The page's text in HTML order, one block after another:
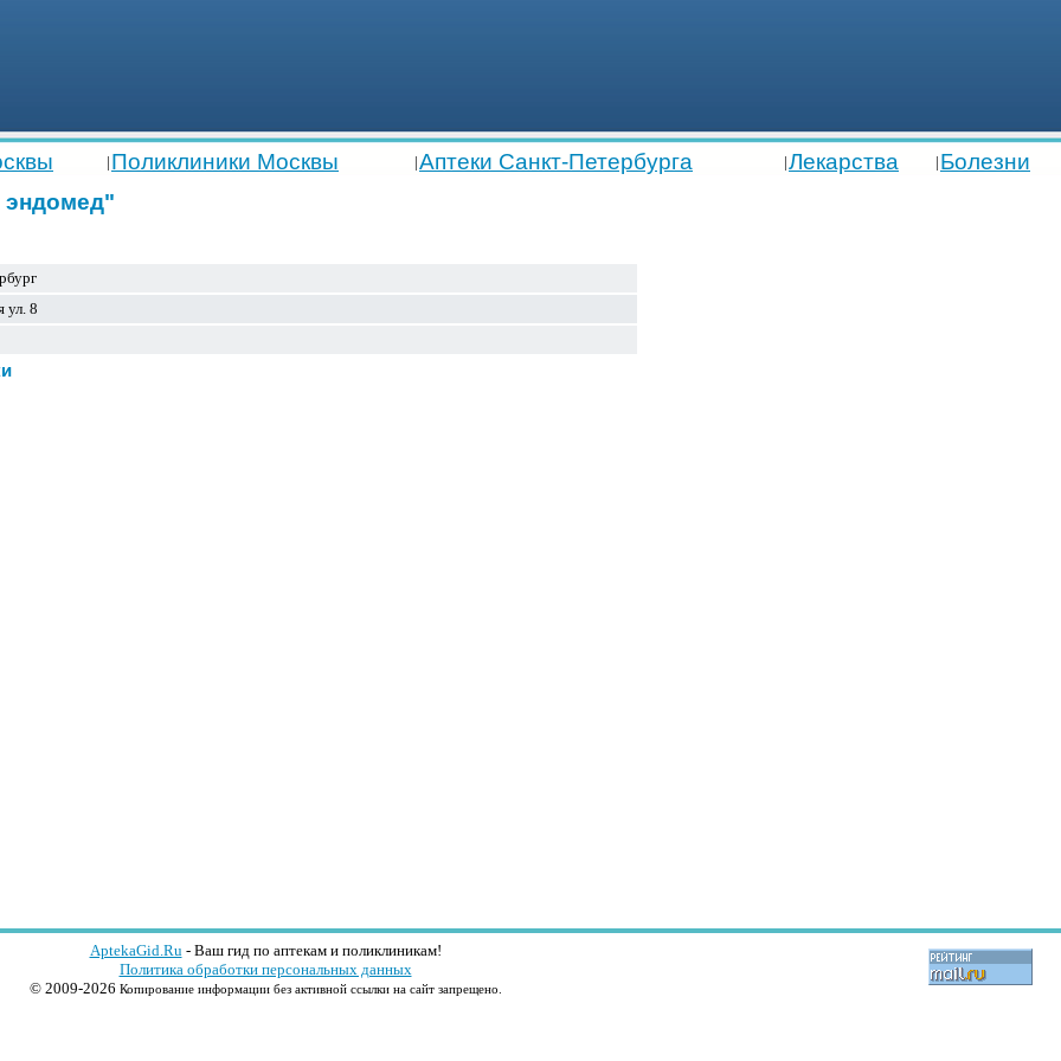
| Поликлиники Москвы |Аптеки Санкт-Петербурга |Лекарства | Болезни
эндомед"
ул. 8
AptekaGid.Ru- Ваш гид по аптекам и поликлиникам!
Политика обработки персональных данных
© 2009-2026 Копирование информации без активной ссылки на сайт запрещено.